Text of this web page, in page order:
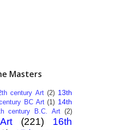
Masters
century Art (2) 13th
BC Art (1) 14th
century B.C. Art (2)
(221)
16th